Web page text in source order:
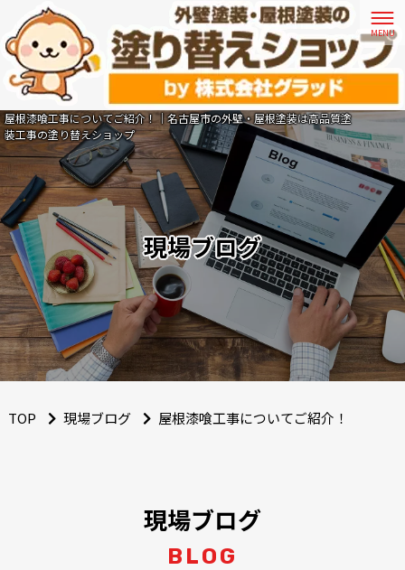
屋根漆喰工事についてご紹介！｜名古屋市の外壁・屋根塗装は高品質塗
装工事の塗り替えショップ
現場ブログ
TOP 現場ブログ 屋根漆喰工事についてご紹介！
現場ブログ
BLOG